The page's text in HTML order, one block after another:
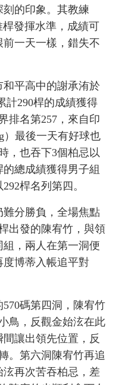
的印象。其教練
發揮水準，成績可
一天一樣，錯失不
和平高中的謝承洧於
計290桿的成績獲得
排名第257，來自印
）最後一天有好球也
，也吞下3個柏忌以
總成績獲得男子組
桿名列第四。
分勝負，全場焦點
出發的陳宥竹，與領
，兩人在第一洞便
度博蒂入帳追平對
碼第四洞，陳宥竹
鳥，反觀金始泫在此
讓出領先位置，反
。第六洞陳宥竹再追
再次苦吞柏忌，差